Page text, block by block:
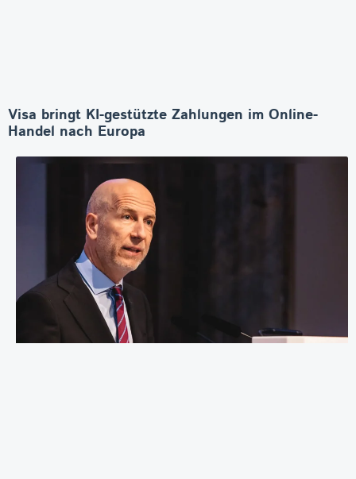
Visa bringt KI-gestützte Zahlungen im Online-
Handel nach Europa